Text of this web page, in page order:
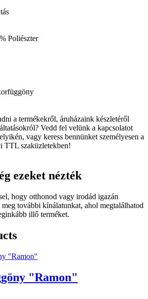
Poliészter
a termékekről, áruházaink készletéről
Vedd fel velünk a kapcsolatot
vagy keress bennünket személyesen a
TTL szaküzletekben!
ezeket nézték
hogy otthonod vagy irodád igazán
további kínálatunkat, ahol megtalálhatod
illő terméket.
"Ramon"